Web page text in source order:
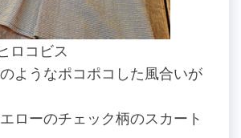
ロコビス
ようなポコポコした風合いが
ローのチェック柄のスカート